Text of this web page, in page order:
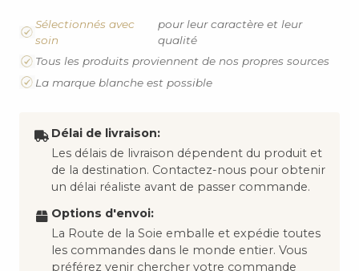
Sélectionnés avec
soin
pour leur caractère et leur
qualité
Tous les produits proviennent de nos propres sources
La marque blanche est possible
Délai de livraison:
Les délais de livraison dépendent du produit et
de la destination. Contactez-nous pour obtenir
un délai réaliste avant de passer commande.
Options d'envoi:
La Route de la Soie emballe et expédie toutes
les commandes dans le monde entier. Vous
préférez venir chercher votre commande